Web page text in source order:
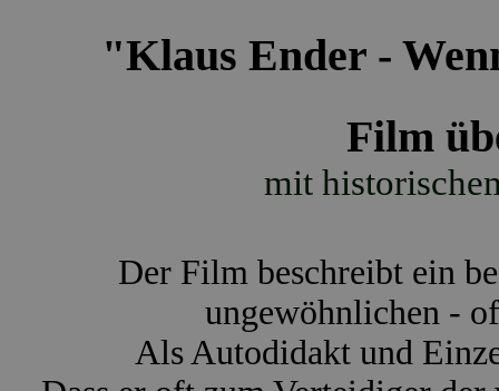
"Klaus Ender -
Film
mit
Der Film beschreibt ein
ungewöhnlichen -
Als Autodidakt und